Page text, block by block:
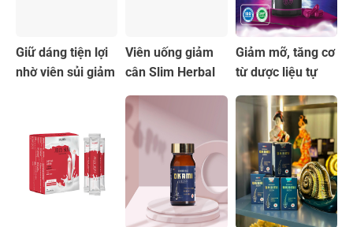
Giữ dáng tiện lợi
nhờ viên sủi giảm
Viên uống giảm
cân Slim Herbal
nhiên
Giảm mỡ, tăng cơ
từ dược liệu tự
Willy Star